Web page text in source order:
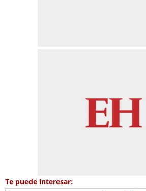
Te puede interesar: